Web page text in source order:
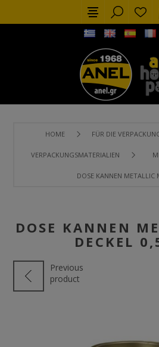
HOME FÜR DIE
VERPACKUNGSMATERIALIEN
DOSE KANNEN METALLIC
DOSE KANNEN
DECKEL
Previous
product